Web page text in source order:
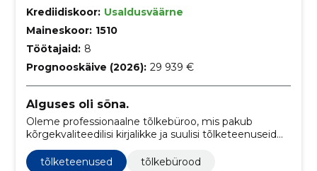
Krediidiskoor: Usaldusväärne
Maineskoor: 1510
Töötajaid: 8
Prognooskäive (2026): 29 939 €
Alguses oli sõna.
Oleme professionaalne tõlkebüroo, mis pakub
kõrgekvaliteedilisi kirjalikke ja suulisi tõlketeenuseid
igas valdkonnas, alates igapäevatekstidest ja -
dokumentidest kuni keerukate patentideni välja.
tõlketeenused
tõlkebürood